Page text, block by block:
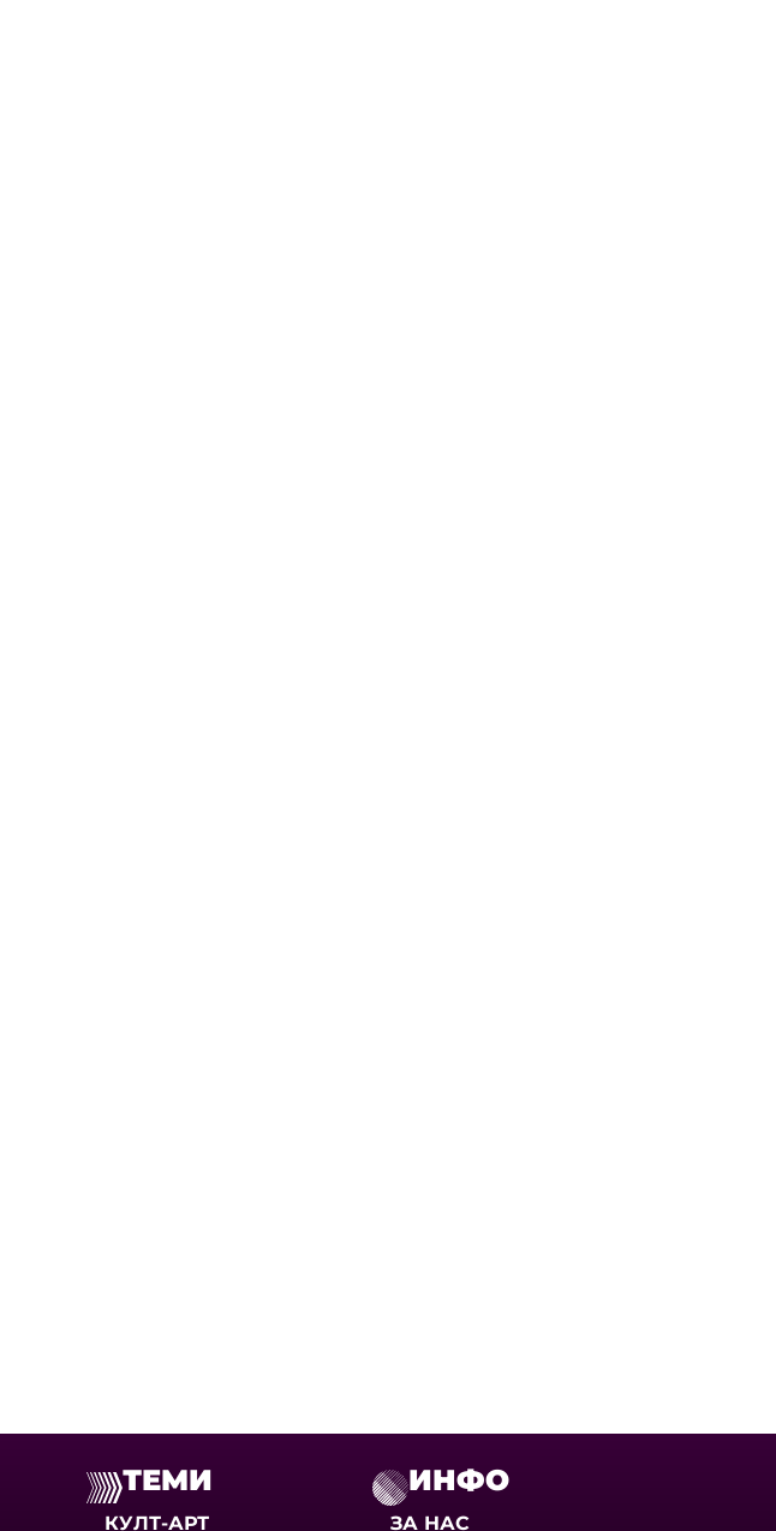
ТЕМИ
КУЛТ-АРТ
ИНФО
ЗА НАС